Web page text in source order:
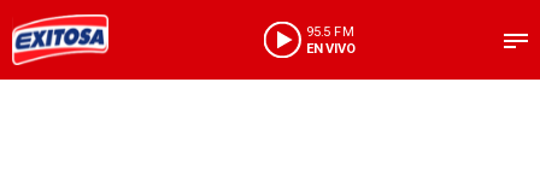
95.5 FM
EN VIVO